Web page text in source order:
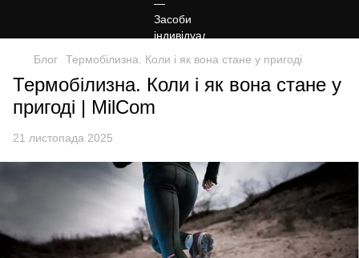
Блог Термобілизна. Коли і як вона стане у пригоді
Термобілизна. Коли і як вона стане у
пригоді | MilCom
21 листопада 2025